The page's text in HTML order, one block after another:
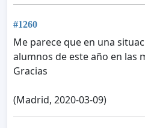
#1260
Me parece que en una
alumnos de este año en las
Gracias
(Madrid, 2020-03-09)